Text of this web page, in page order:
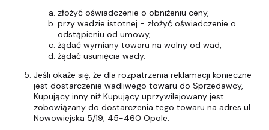
złożyć oświadczenie o obniżeniu ceny,
przy wadzie istotnej - złożyć oświadczenie o
odstąpieniu od umowy,
żądać wymiany towaru na wolny od wad,
żądać usunięcia wady.
Jeśli okaże się, że dla rozpatrzenia reklamacji konieczne
jest dostarczenie wadliwego towaru do Sprzedawcy,
Kupujący inny niż Kupujący uprzywilejowany jest
zobowiązany do dostarczenia tego towaru na adres ul.
Nowowiejska 5/19, 45-460 Opole.